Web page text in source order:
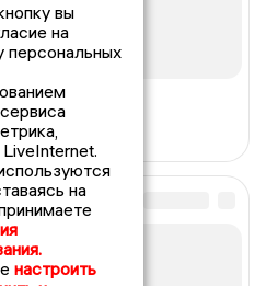
вы
на
персональных
LiveInternet.
на
настроить